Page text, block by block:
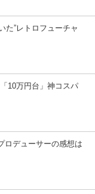
”レトロフューチャ
10万円台」神コスパ
ロデューサーの感想は